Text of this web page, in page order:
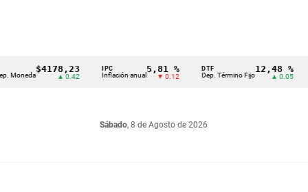
$4178,23
▲ 0.42
IPC
Inflación anual
5,81 %
▼ 0.12
DTF
Dep. Término Fijo
12,48 %
▲ 0.05
UVR
Sábado, 8 de Agosto de 2026